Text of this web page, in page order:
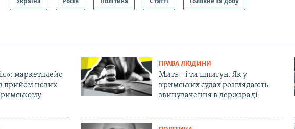
маркетплейс
прийом нових
ПРАВА ЛЮДИНИ
Мить – і ти шпигун. Як у
кримських судах розглядають
звинувачення в держзраді